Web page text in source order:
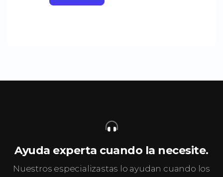
Ayuda experta cuando la necesite.
Nuestros especializastas lo ayudan cuando los